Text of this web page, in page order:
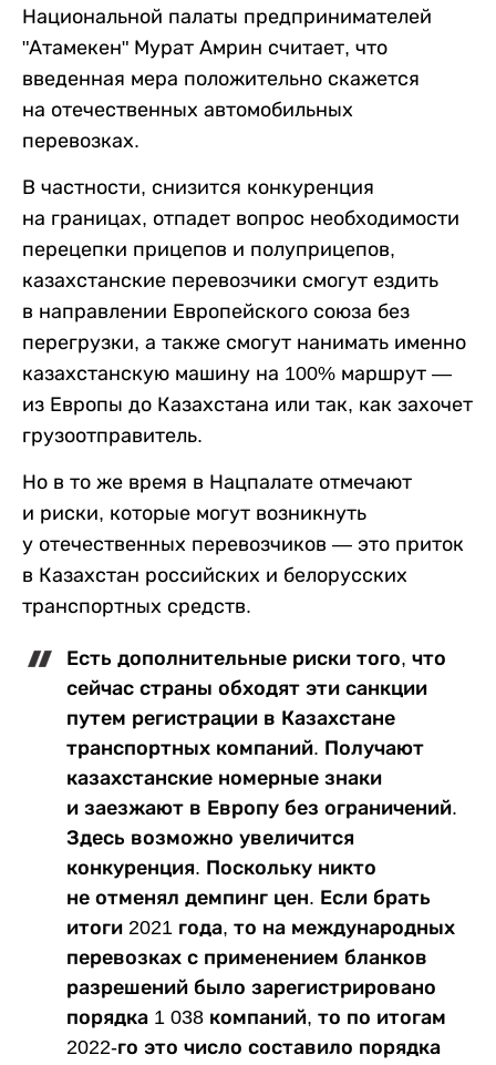
Национальной палаты предпринимателей
"Атамекен" Мурат Амрин считает, что
введенная мера положительно скажется
на отечественных автомобильных
перевозках.
В частности, снизится конкуренция
на границах, отпадет вопрос необходимости
перецепки прицепов и полуприцепов,
казахстанские перевозчики смогут ездить
в направлении Европейского союза без
перегрузки, а также смогут нанимать именно
казахстанскую машину на 100% маршрут —
из Европы до Казахстана или так, как захочет
грузоотправитель.
Но в то же время в Нацпалате отмечают
и риски, которые могут возникнуть
у отечественных перевозчиков — это приток
в Казахстан российских и белорусских
транспортных средств.
Есть дополнительные риски того, что
сейчас страны обходят эти санкции
путем регистрации в Казахстане
транспортных компаний. Получают
казахстанские номерные знаки
и заезжают в Европу без ограничений.
Здесь возможно увеличится
конкуренция. Поскольку никто
не отменял демпинг цен. Если брать
итоги 2021 года, то на международных
перевозках с применением бланков
разрешений было зарегистрировано
порядка 1 038 компаний, то по итогам
2022-го это число составило порядка